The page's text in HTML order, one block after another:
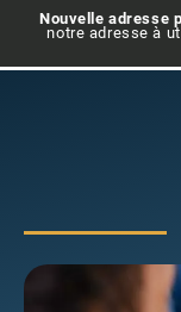
Nouvelle adresse
notre adresse à